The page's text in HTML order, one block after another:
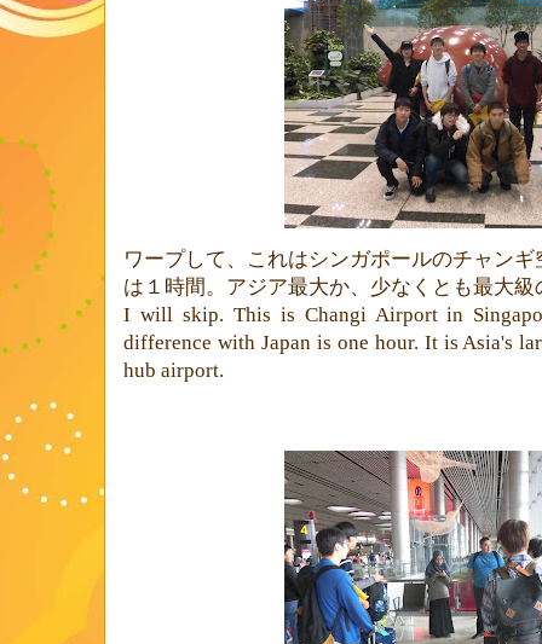
ワープして、これはシンガポールのチャンギ
は１時間。アジア最大か、少なくとも最大
I will skip. This is Changi Airport in
difference with Japan is one hour. It is Asia's
hub airport.